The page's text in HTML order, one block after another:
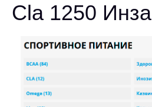
Cla 1250 Инза